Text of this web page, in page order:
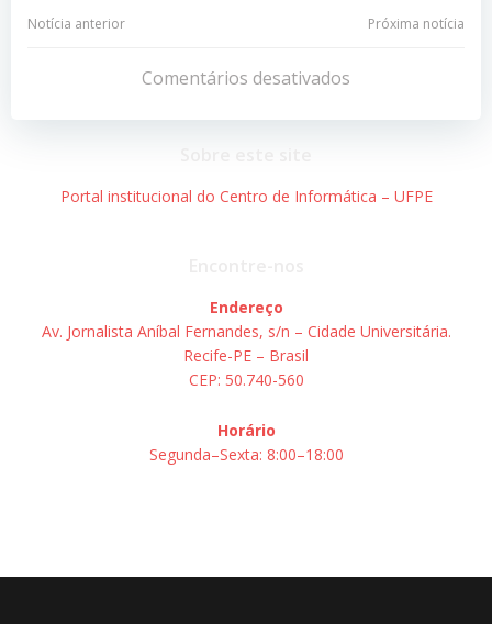
Navegação
Post
Notícia anterior
Navegação
de
Post
Próxima notícia
Comentários desativados
Portal institucional do Centro de Informática – UFPE
Endereço
Av. Jornalista Aníbal Fernandes, s/n – Cidade Universitária.
Recife-PE – Brasil
CEP: 50.740-560
Horário
Segunda–Sexta: 8:00–18:00